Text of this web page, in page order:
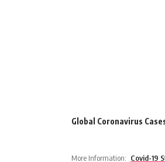
Global Coronavirus
More Information: Covid-19